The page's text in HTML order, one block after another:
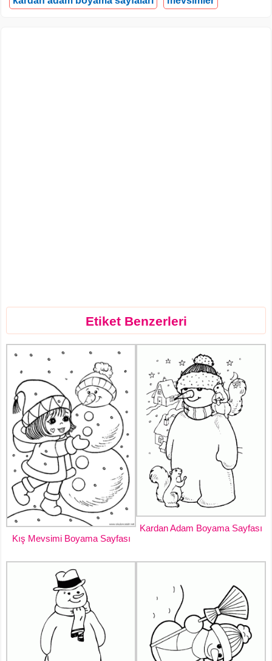
Etiket Benzerleri
Kış Mevsimi Boyama Sayfası
Kardan Adam Boyama Sayfası